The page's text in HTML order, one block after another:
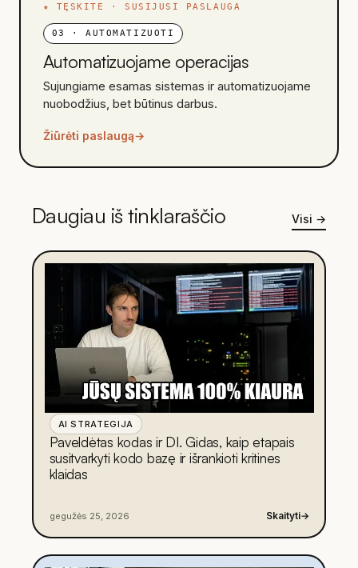
★ TĘSKITE · SUSIJUSI PASLAUGA
03 ·AUTOMATIZUOTI
Automatizuojame operacijas
Sujungiame esamas sistemas ir automatizuojame
nuobodžius, bet būtinus darbus.
Žiūrėti paslaugą→
Daugiau iš tinklaraščio Visi →
AI STRATEGIJA
Paveldėtas kodas ir DI. Gidas, kaip etapais
susitvarkyti kodo bazę ir išrankioti kritines
klaidas
gegužės 25, 2026 Skaityti→